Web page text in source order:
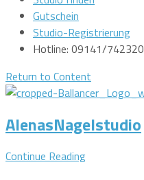
Gutschein
Studio-Registrierung
Hotline: 09141/742320
Return to Content
AlenasNagelstudio
Continue Reading